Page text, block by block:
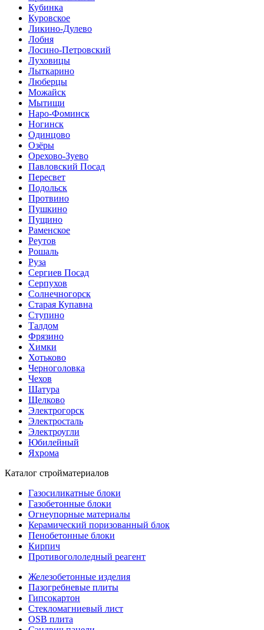
Кубинка
Куровское
Ликино-Дулево
Лобня
Лосино-Петровский
Луховицы
Лыткарино
Люберцы
Можайск
Мытищи
Наро-Фоминск
Ногинск
Одинцово
Озёры
Орехово-Зуево
Павловский Посад
Пересвет
Подольск
Протвино
Пушкино
Пущино
Раменское
Реутов
Рошаль
Руза
Сергиев Посад
Серпухов
Солнечногорск
Старая Купавна
Ступино
Талдом
Фрязино
Химки
Хотьково
Черноголовка
Чехов
Шатура
Щелково
Электрогорск
Электросталь
Электроугли
Юбилейный
Яхрома
Каталог стройматериалов
Газосиликатные блоки
Газобетонные блоки
Огнеупорные материалы
Керамический поризованный блок
Пенобетонные блоки
Кирпич
Противогололедный реагент
Железобетонные изделия
Пазогребневые плиты
Гипсокартон
Стекломагниевый лист
OSB плита